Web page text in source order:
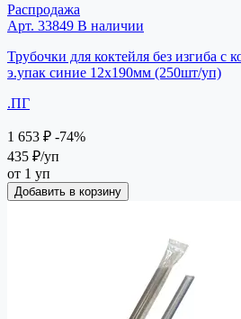
Распродажа
Арт. 33849 В наличии
Трубочки для коктейля без изгиба с
э.упак синие 12х190мм (250шт/уп)
.ПГ
1 653 ₽ -74%
435 ₽/уп
от 1 уп
Добавить в корзину